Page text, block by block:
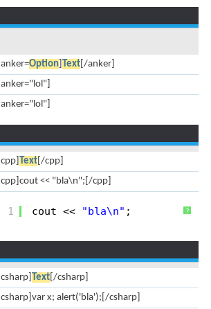
[anker=Option] Text[/anker]
[anker="lol"]
[anker="lol"]
[cpp] Text[/cpp]
[cpp]cout << "bla\n";[/cpp]
?
1 cout << "bla\n" ;
[csharp] Text[/csharp]
[csharp]var x; alert('bla');[/csharp]